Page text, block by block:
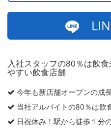
入社スタッフの80％は飲
やすい飲食店舗
今年も新店舗オープンの成
当社アルバイトの80％は飲
日祝休み！駅から徒歩１分